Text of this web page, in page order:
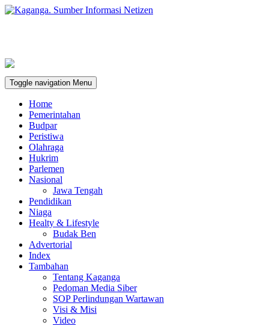
Toggle navigation Menu
Home
Pemerintahan
Budpar
Peristiwa
Olahraga
Hukrim
Parlemen
Nasional
Jawa Tengah
Pendidikan
Niaga
Healty & Lifestyle
Budak Ben
Advertorial
Index
Tambahan
Tentang Kaganga
Pedoman Media Siber
SOP Perlindungan Wartawan
Visi & Misi
Video